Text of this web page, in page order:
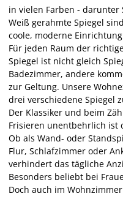
in vielen Farben - darunter
Weiß gerahmte Spiegel
coole, moderne
Für jeden Raum der
Spiegel ist nicht gleich
Badezimmer, andere
zur Geltung. Unsere
drei verschiedene Spiegel
Der Klassiker und beim
Frisieren unentbehrlich ist
Ob als Wand- oder
Flur, Schlafzimmer oder
verhindert das tägliche
Besonders beliebt bei
Doch auch im